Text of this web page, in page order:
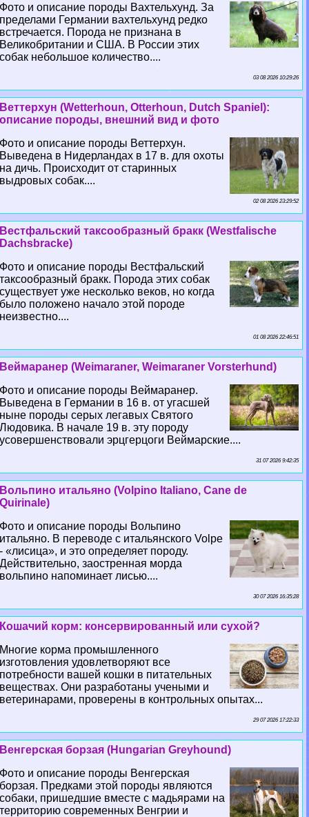
Фото и описание породы Вахтельхунд. За
пределами Германии вахтельхунд редко
встречается. Порода не признана в
Великобритании и США. В России этих
собак небольшое количество....
03 08 2026 10:29:26
Веттерхун (Wetterhoun, Otterhoun, Dutch Spaniel):
описание породы, внешний вид и фото
Фото и описание породы Веттерхун.
Выведена в Нидерландах в 17 в. для охоты
на дичь. Происходит от старинных
выдровых собак....
02 08 2026 23:29:52
Вестфальский таксообразный бpaкк (Westfalische
Dachsbracke)
Фото и описание породы Вестфальский
таксообразный бpaкк. Порода этих собак
существует уже несколько веков, но когда
было положено начало этой породе
неизвестно....
01 08 2026 22:46:51
Веймаранер (Weimaraner, Weimaraner Vorsterhund)
Фото и описание породы Веймаранер.
Выведена в Германии в 16 в. от угасшей
ныне породы серых легавых Святого
Людовика. В начале 19 в. эту породу
усовершенствовали эрцгерцоги Веймарские....
31 07 2026 9:42:35
Вольпино итальяно (Volpino Italiano, Cane de
Quirinale)
Фото и описание породы Вольпино
итальяно. В переводе с итальянского Volpe
- «лисица», и это определяет породу.
Действительно, заостренная морда
вольпино напоминает лисью....
30 07 2026 16:35:28
Кошачий корм: консервированный или сухой?
Многие корма промышленного
изготовления удовлетворяют все
потребности вашей кошки в питательных
веществах. Они разработаны учеными и
ветеринарами, проверены в контрольных опытах...
29 07 2026 17:22:33
Венгерская борзая (Hungarian Greyhound)
Фото и описание породы Венгерская
борзая. Предками этой породы являются
собаки, пришедшие вместе с мадьярами на
территорию современных Венгрии и